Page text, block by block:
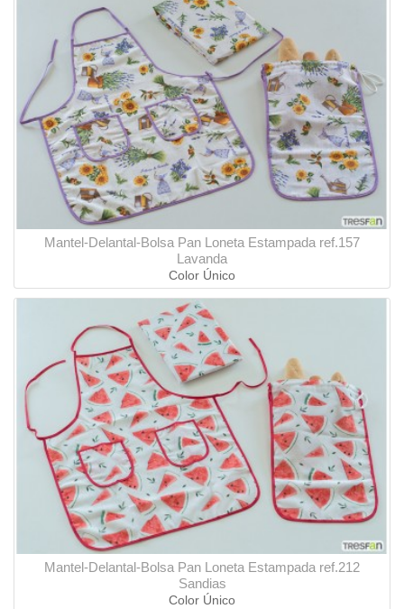
Mantel-Delantal-Bolsa Pan Loneta Estampada ref.157
Lavanda
Color Único
Mantel-Delantal-Bolsa Pan Loneta Estampada ref.212
Sandias
Color Único